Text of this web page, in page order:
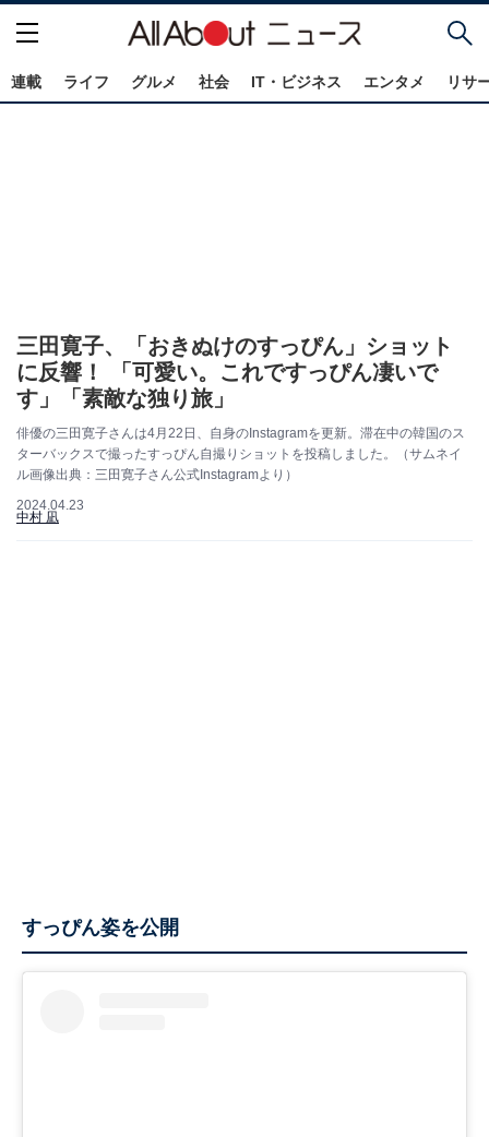
連載 ライフ グルメ 社会 IT・ビジネス エンタメ リサ
三田寛子、「おきぬけのすっぴん」ショット
に反響！ 「可愛い。これですっぴん凄いで
す」「素敵な独り旅」
俳優の三田寛子さんは4月22日、自身のInstagramを更新。滞在中の韓国のス
ターバックスで撮ったすっぴん自撮りショットを投稿しました。（サムネイ
ル画像出典：三田寛子さん公式Instagramより）
2024.04.23
中村 凪
すっぴん姿を公開